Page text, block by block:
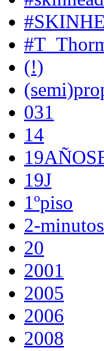
(!)
031
14
19J
1ºpiso
2-minutos
20
2001
2005
2006
2008